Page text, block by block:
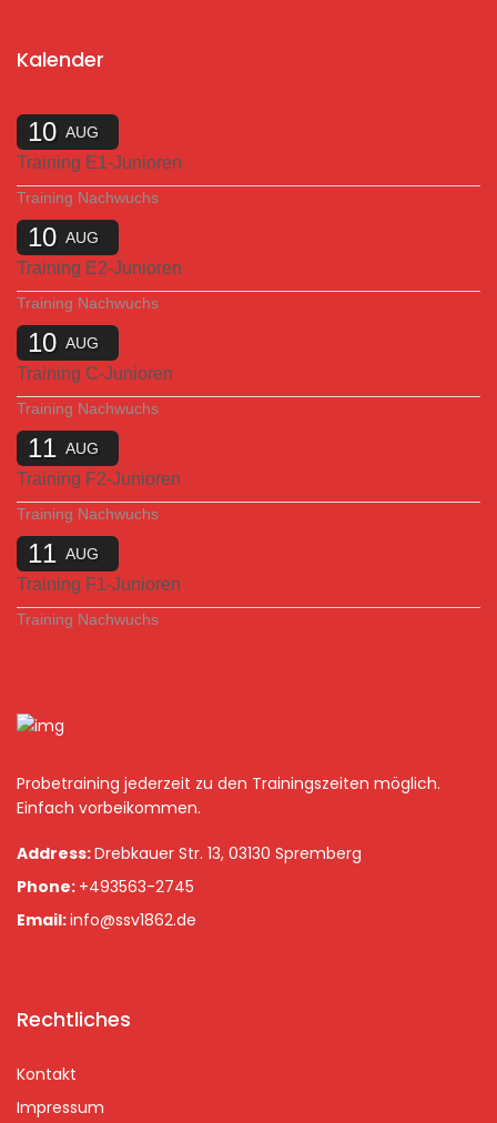
Kalender
10 AUG
Training E1-Junioren
Training Nachwuchs
10 AUG
Training E2-Junioren
Training Nachwuchs
10 AUG
Training C-Junioren
Training Nachwuchs
11 AUG
Training F2-Junioren
Training Nachwuchs
11 AUG
Training F1-Junioren
Training Nachwuchs
Probetraining jederzeit zu den Trainingszeiten möglich.
Einfach vorbeikommen.
Address:Drebkauer Str. 13, 03130 Spremberg
Phone: +493563-2745
Email:info@ssv1862.de
Rechtliches
Kontakt
Impressum